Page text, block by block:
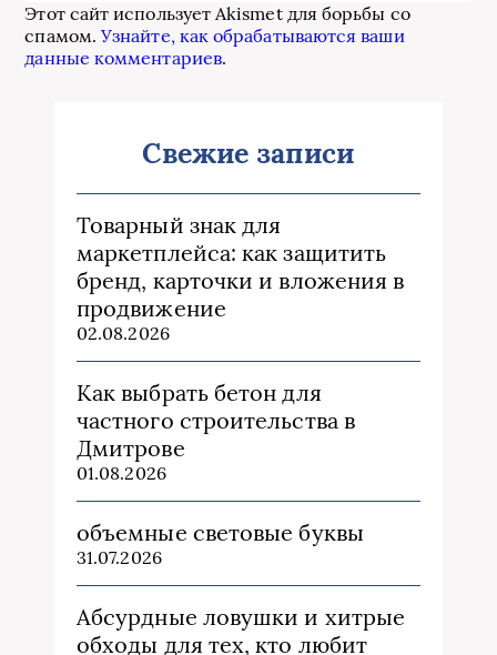
Этот сайт использует Akismet для борьбы со
спамом.Узнайте, как обрабатываются ваши
данные комментариев.
Свежие записи
Товарный знак для
маркетплейса: как защитить
бренд, карточки и вложения в
продвижение
02.08.2026
Как выбрать бетон для
частного строительства в
Дмитрове
01.08.2026
объемные световые буквы
31.07.2026
Абсурдные ловушки и хитрые
обходы для тех, кто любит